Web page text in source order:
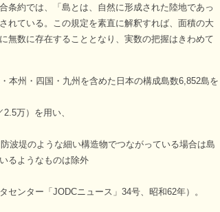
約では、「島とは、自然に形成された陸地であっ
れている。この規定を素直に解釈すれば、面積の大
無数に存在することとなり、実数の把握はきわめて
本州・四国・九州を含めた日本の構成島数6,852島を
万）を用い、
波堤のような細い構造物でつながっている場合は島
るようなものは除外
ンター「JODCニュース」34号、昭和62年）。